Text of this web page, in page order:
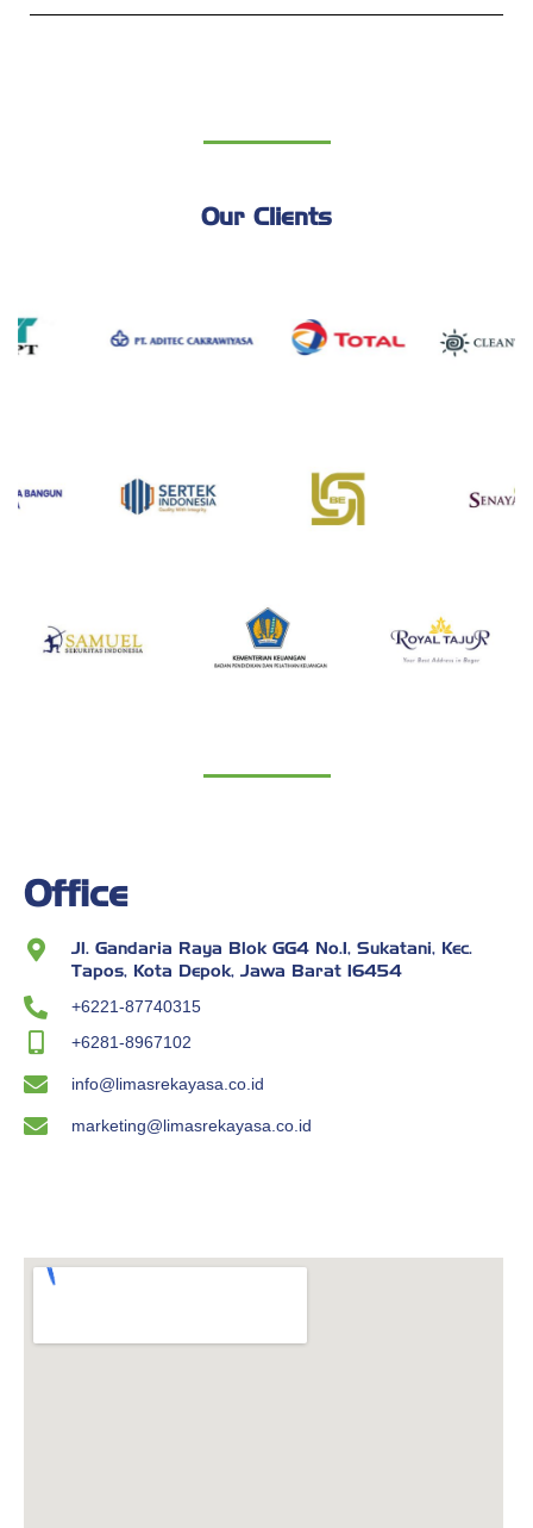
Our Clients
Office
Jl. Gandaria Raya Blok GG4 No.1, Sukatani, Kec.
Tapos, Kota Depok, Jawa Barat 16454
+6221-87740315
+6281-8967102
info@limasrekayasa.co.id
marketing@limasrekayasa.co.id